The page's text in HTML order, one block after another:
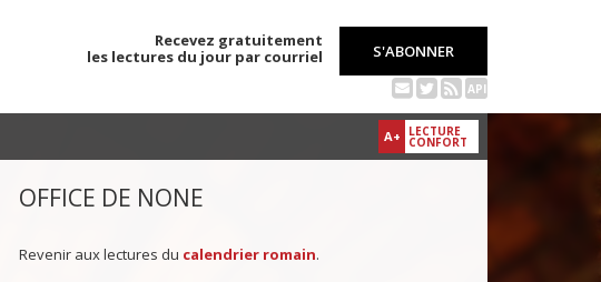
Recevez gratuitement
les lectures du jour par courriel
S'ABONNER
API
A+ LECTURE
CONFORT
OFFICE DE NONE
Revenir aux lectures du calendrier romain.